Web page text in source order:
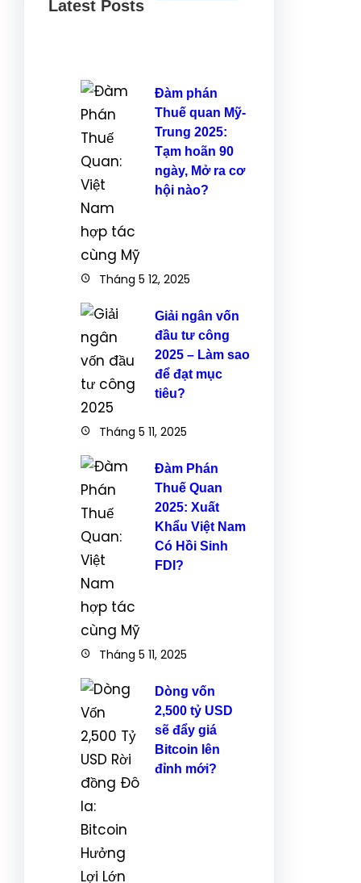
Latest Posts
Đàm phán
Thuế quan Mỹ-
Trung 2025:
Tạm hoãn 90
ngày, Mở ra cơ
hội nào?
Tháng 5 12, 2025
Giải ngân vốn
đầu tư công
2025 – Làm sao
để đạt mục
tiêu?
Tháng 5 11, 2025
Đàm Phán
Thuế Quan
2025: Xuất
Khẩu Việt Nam
Có Hồi Sinh
FDI?
Tháng 5 11, 2025
Dòng vốn
2,500 tỷ USD
sẽ đẩy giá
Bitcoin lên
đỉnh mới?